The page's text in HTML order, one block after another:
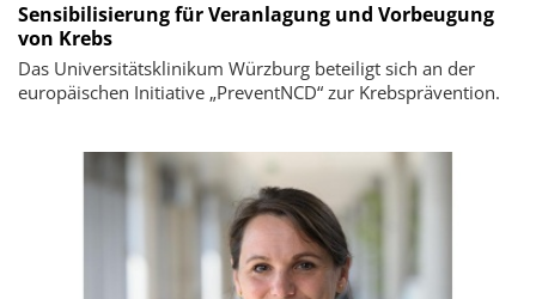
Sensibilisierung für Veranlagung und Vorbeugung
von Krebs
Das Universitätsklinikum Würzburg beteiligt sich an der
europäischen Initiative „PreventNCD“ zur Krebsprävention.